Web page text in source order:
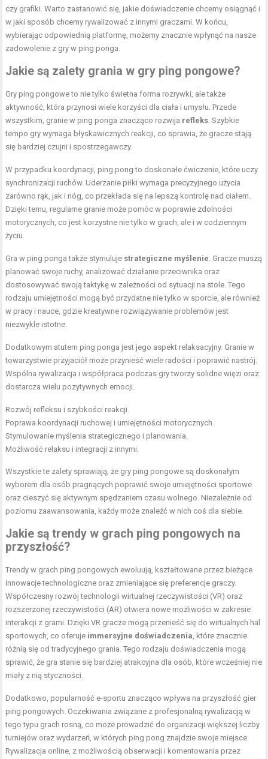
czy grafiki. Warto zastanowić się, jakie doświadczenie chcemy osiągnąć i
w jaki sposób chcemy rywalizować z innymi graczami. W końcu,
wybierając odpowiednią platformę, możemy znacznie wpłynąć na nasze
zadowolenie z gry w ping ponga.
Jakie są zalety grania w gry ping pongowe?
Gry ping pongowe to nie tylko świetna forma rozrywki, ale także
aktywność, która przynosi wiele korzyści dla ciała i umysłu. Przede
wszystkim, granie w ping ponga znacząco rozwija refleks. Szybkie
tempo gry wymaga błyskawicznych reakcji, co sprawia, że gracze stają
się bardziej czujni i spostrzegawczy.
W przypadku koordynacji, ping pong to doskonałe ćwiczenie, które uczy
synchronizacji ruchów. Uderzanie piłki wymaga precyzyjnego użycia
zarówno rąk, jak i nóg, co przekłada się na lepszą kontrolę nad ciałem.
Dzięki temu, regularne granie może pomóc w poprawie zdolności
motorycznych, co jest korzystne nie tylko w grach, ale i w codziennym
życiu.
Gra w ping ponga także stymuluje strategiczne myślenie. Gracze muszą
planować swoje ruchy, analizować działanie przeciwnika oraz
dostosowywać swoją taktykę w zależności od sytuacji na stole. Tego
rodzaju umiejętności mogą być przydatne nie tylko w sporcie, ale również
w pracy i nauce, gdzie kreatywne rozwiązywanie problemów jest
niezwykle istotne.
Dodatkowym atutem ping ponga jest jego aspekt relaksacyjny. Granie w
towarzystwie przyjaciół może przynieść wiele radości i poprawić nastrój.
Wspólna rywalizacja i współpraca podczas gry tworzy solidne więzi oraz
dostarcza wielu pozytywnych emocji.
Rozwój refleksu i szybkości reakcji.
Poprawa koordynacji ruchowej i umiejętności motorycznych.
Stymulowanie myślenia strategicznego i planowania.
Możliwość relaksu i integracji z innymi.
Wszystkie te zalety sprawiają, że gry ping pongowe są doskonałym
wyborem dla osób pragnących poprawić swoje umiejętności sportowe
oraz cieszyć się aktywnym spędzaniem czasu wolnego. Niezależnie od
poziomu zaawansowania, każdy może znaleźć w nich coś dla siebie.
Jakie są trendy w grach ping pongowych na
przyszłość?
Trendy w grach ping pongowych ewoluują, kształtowane przez bieżące
innowacje technologiczne oraz zmieniające się preferencje graczy.
Współczesny rozwój technologii wirtualnej rzeczywistości (VR) oraz
rozszerzonej rzeczywistości (AR) otwiera nowe możliwości w zakresie
interakcji z grami. Dzięki VR gracze mogą przenieść się do wirtualnych hal
sportowych, co oferuje immersyjne doświadczenia, które znacznie
różnią się od tradycyjnego grania. Tego rodzaju doświadczenia mogą
sprawić, że gra stanie się bardziej atrakcyjna dla osób, które wcześniej nie
miały z nią styczności.
Dodatkowo, popularność e-sportu znacząco wpływa na przyszłość gier
ping pongowych. Oczekiwania związane z profesjonalną rywalizacją w
tego typu grach rosną, co może prowadzić do organizacji większej liczby
turniejów oraz wydarzeń, w których ping pong znajdzie swoje miejsce.
Rywalizacja online, z możliwością obserwacji i komentowania przez